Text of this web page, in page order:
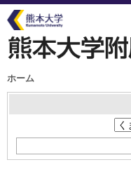
イ
コ
テ
ツ
移
パ
ン
く
ホーム